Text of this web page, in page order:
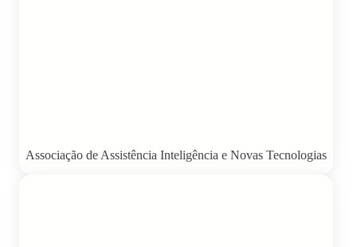
Associação de Assistência Inteligência e Novas Tecnologias